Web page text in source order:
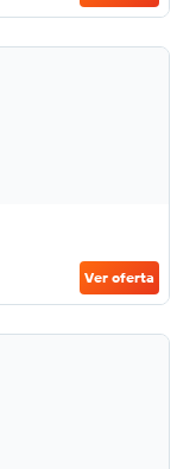
Ver oferta